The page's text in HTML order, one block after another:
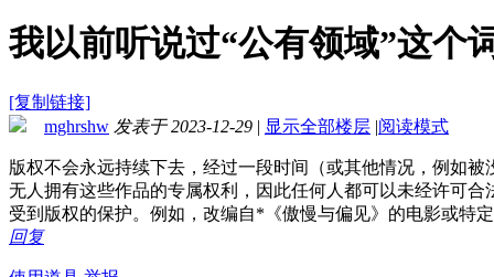
我以前听说过“公有领域”这
[复制链接]
mghrshw 发表于 2023-12-29 | 显示全部楼层 |阅读模式
版权不会永远持续下去，经过一段时间（或其他情况，例如
无人拥有这些作品的专属权利，因此任何人都可以未经许可
受到版权的保护。例如，改编自*《傲慢与偏见》的电影或特
回复